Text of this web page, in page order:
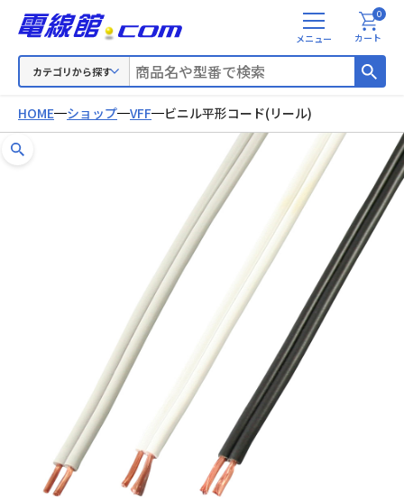
カテゴリから探す
メ
ニ
カート
0
HOME ショップ VFF ビニル平形コード(リール)